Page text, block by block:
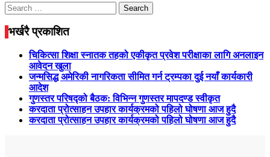
Search
for:
भर्खरै प्रकाशित
चिकित्सा शिक्षा स्नातक तहको एकीकृत प्रवेश परीक्षाका लागि अनलाइन
आवेदन खुला
जन्मसिद्ध अमेरिकी नागरिकता सीमित गर्न ट्रम्पका दुई नयाँ कार्यकारी
आदेश
गुणस्तर परिषद्को बैठक: विभिन्न गुणस्तर मापदण्ड स्वीकृत
करदाता प्रोत्साहन उपहार कार्यक्रमको पहिलो घोषणा आज हुदै
करदाता प्रोत्साहन उपहार कार्यक्रमको पहिलो घोषणा आज हुदै